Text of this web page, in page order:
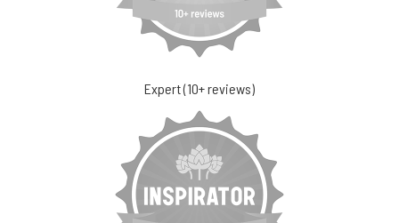
Expert (10+ reviews)